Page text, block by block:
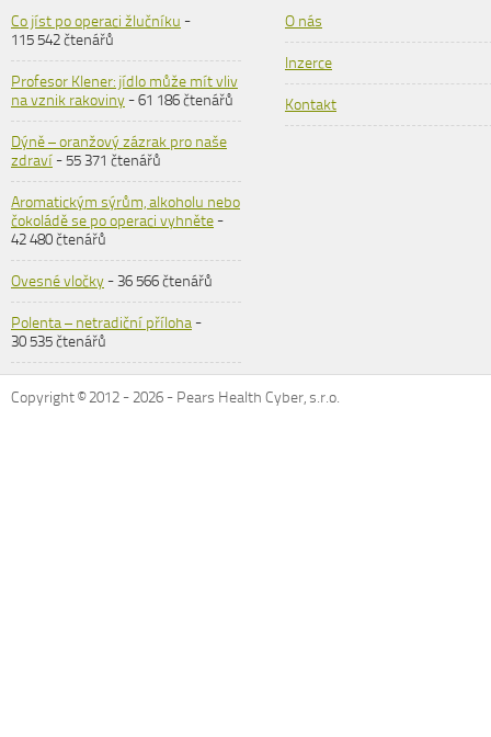
Co jíst po operaci žlučníku -
115 542 čtenářů
Profesor Klener: jídlo může mít vliv
na vznik rakoviny- 61 186 čtenářů
Dýně – oranžový zázrak pro naše
zdraví- 55 371 čtenářů
Aromatickým sýrům, alkoholu nebo
čokoládě se po operaci vyhněte-
42 480 čtenářů
Ovesné vločky- 36 566 čtenářů
Polenta – netradiční příloha-
30 535 čtenářů
O nás
Inzerce
Kontakt
Copyright © 2012 -2026 - Pears Health Cyber, s.r.o.